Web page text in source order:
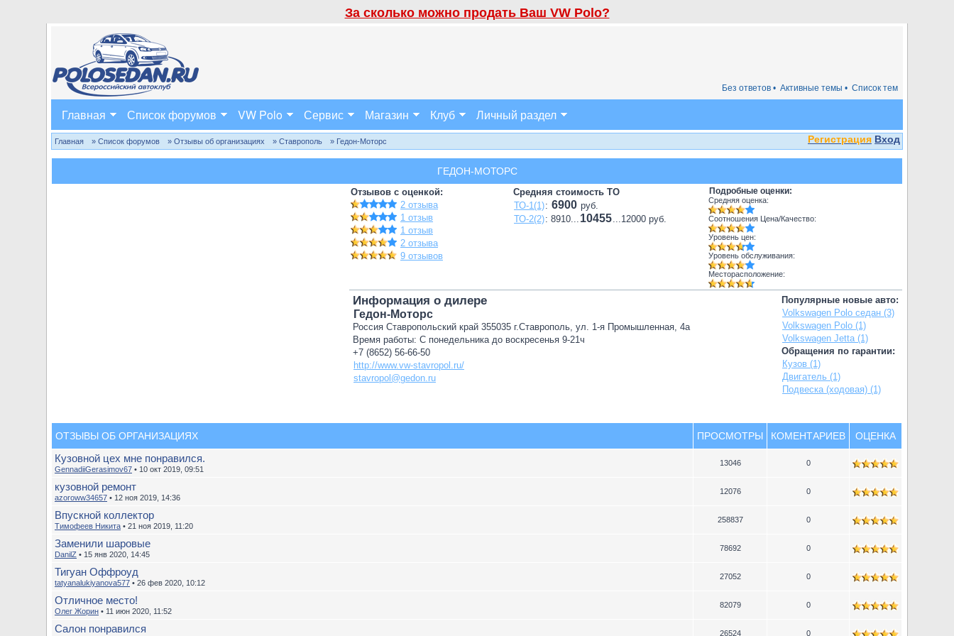
За сколько можно продать Ваш VW Polo?
Список тем
Активные темы •
Без ответов •
Главная Список форумов VW Polo Сервис Магазин Клуб Личный раздел
Регистрация Вход
Главная » Список форумов » Отзывы об организациях » Ставрополь » Гедон-Моторс
ГЕДОН-МОТОРС
Отзывов с оценкой:
2 отзыва
1 отзыв
1 отзыв
2 отзыва
9 отзывов
Средняя стоимость ТО
ТО-1(1): 6900 руб.
ТО-2(2): 8910... 10455...12000 руб.
Подробные оценки:
Средняя оценка:
Соотношения Цена/Качество:
Уровень цен:
Уровень обслуживания:
Месторасположение:
Популярные новые авто:
Volkswagen Polo седан (3)
Volkswagen Polo (1)
Volkswagen Jetta (1)
Обращения по гарантии:
Кузов (1)
Двигатель (1)
Подвеска (ходовая) (1)
Информация о дилере
Гедон-Моторс
Россия Ставропольский край 355035 г.Ставрополь, ул. 1-я Промышленная, 4а
Время работы: С понедельника до воскресенья 9-21ч
+7 (8652) 56-66-50
http://www.vw-stavropol.ru/
stavropol@gedon.ru
ОТЗЫВЫ ОБ ОРГАНИЗАЦИЯХ ПРОСМОТРЫ КОМЕНТАРИЕВ ОЦЕНКА
Кузовной цех мне понравился.
GennadiiGerasimov67 • 10 окт 2019, 09:51
13046 0
кузовной ремонт
azoroww34657 • 12 ноя 2019, 14:36
12076 0
Впускной коллектор
Тимофеев Никита • 21 ноя 2019, 11:20
258837 0
Заменили шаровые
DanilZ • 15 янв 2020, 14:45
78692 0
Тигуан Оффроуд
tatyanalukiyanova577 • 26 фев 2020, 10:12
27052 0
Отличное место!
Олег Жорин • 11 июн 2020, 11:52
82079 0
Салон понравился 26524 0